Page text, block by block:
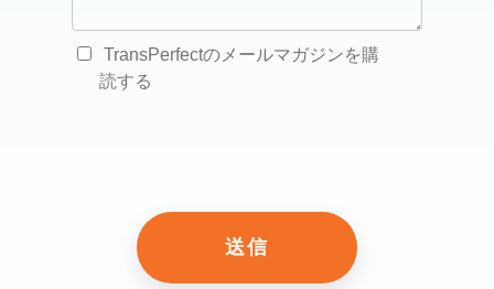
TransPerfectのメールマガジンを購
読する